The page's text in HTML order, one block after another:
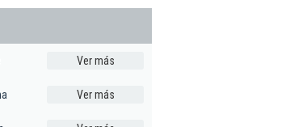
Ver más
Ver más